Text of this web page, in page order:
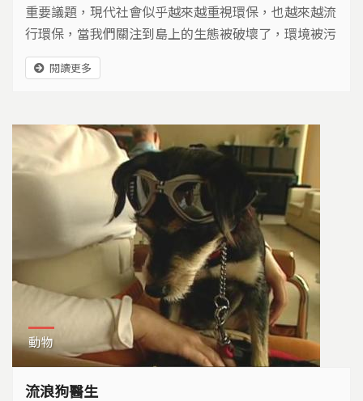
重要議題，現代社會似乎越來越重視環保，也越來越流
行環保，當我們關注到島上的生態被破壞了，環境被污
染了，除了這些有形的污染破壞之外，是否也同時注意
到，所有問題根源的無形污染？水污染、空氣污染、土
麼污染不是人們自己造成的？其實受到污染最嚴重的不
是環境而是人心，我們的島上有好多好多流浪狗，而你
的心是否也在流浪？
閱讀更多
動物
流浪狗醫生